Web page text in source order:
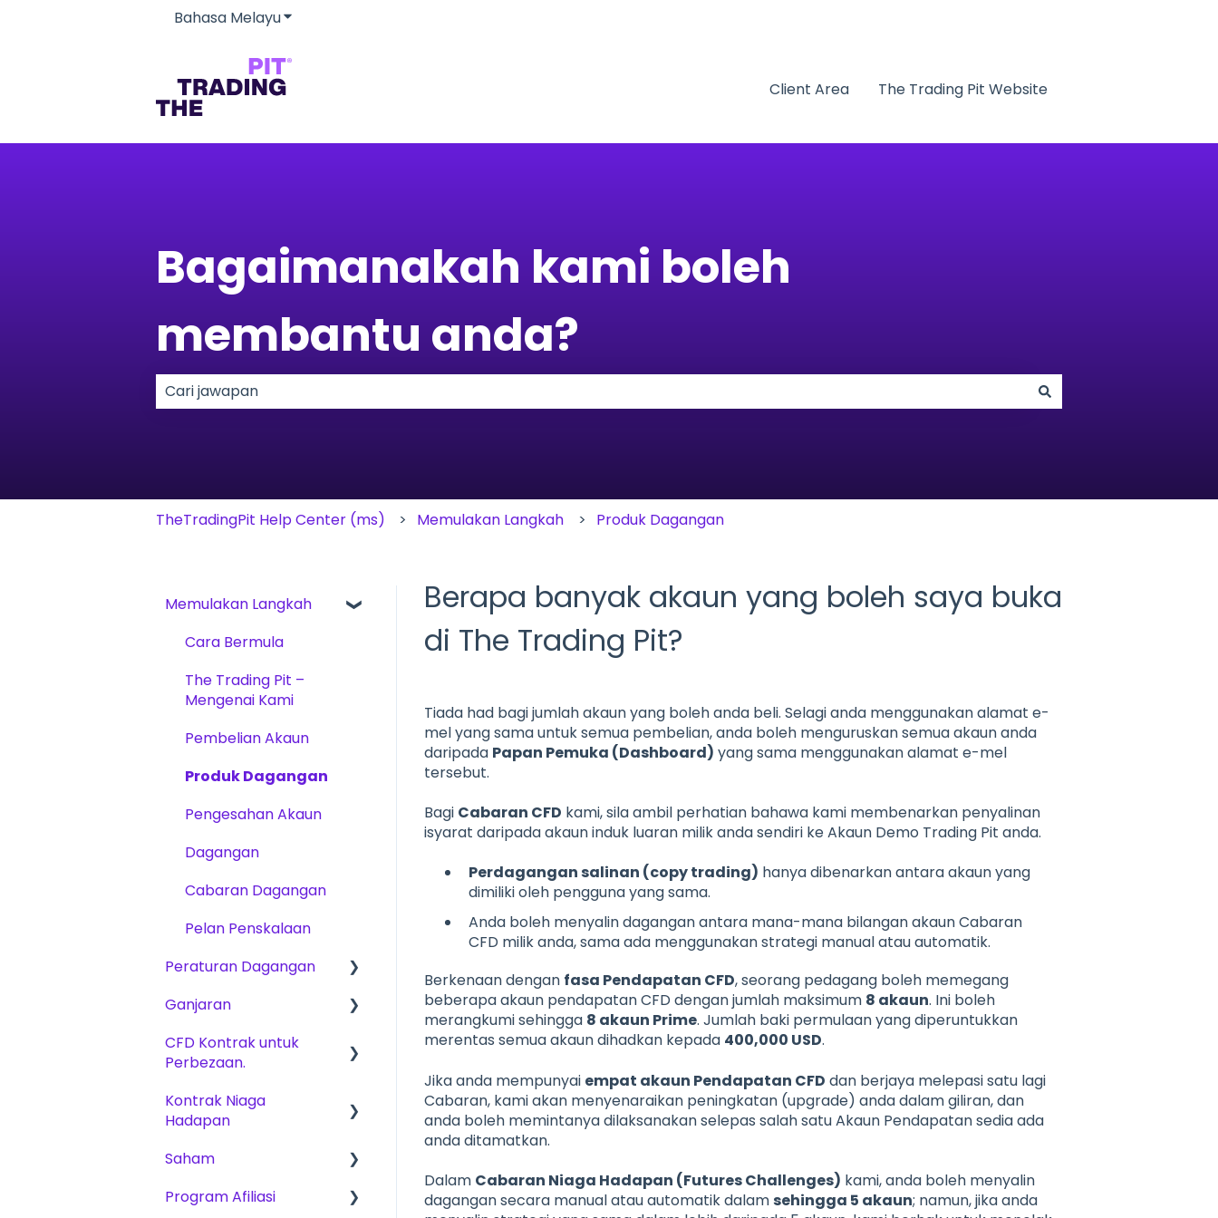
Bahasa MelayuTunjukkan submenu untuk terjemahan
Client Area The Trading Pit Website
Bagaimanakah kami boleh
membantu anda?
TheTradingPit Help Center (ms) Memulakan Langkah Produk Dagangan
Berapa banyak akaun yang boleh saya buka
di The Trading Pit?
Tiada had bagi jumlah akaun yang boleh anda beli. Selagi anda menggunakan alamat e-
mel yang sama untuk semua pembelian, anda boleh menguruskan semua akaun anda
daripada Papan Pemuka (Dashboard) yang sama menggunakan alamat e-mel
tersebut.
Bagi Cabaran CFD kami, sila ambil perhatian bahawa kami membenarkan penyalinan
isyarat daripada akaun induk luaran milik anda sendiri ke Akaun Demo Trading Pit anda.
Perdagangan salinan (copy trading) hanya dibenarkan antara akaun yang
dimiliki oleh pengguna yang sama.
Anda boleh menyalin dagangan antara mana-mana bilangan akaun Cabaran
CFD milik anda, sama ada menggunakan strategi manual atau automatik.
Berkenaan dengan fasa Pendapatan CFD, seorang pedagang boleh memegang
beberapa akaun pendapatan CFD dengan jumlah maksimum 8 akaun. Ini boleh
merangkumi sehingga 8 akaun Prime. Jumlah baki permulaan yang diperuntukkan
merentas semua akaun dihadkan kepada 400,000 USD.
Jika anda mempunyai empat akaun Pendapatan CFD dan berjaya melepasi satu lagi
Cabaran, kami akan menyenaraikan peningkatan (upgrade) anda dalam giliran, dan
anda boleh memintanya dilaksanakan selepas salah satu Akaun Pendapatan sedia ada
anda ditamatkan.
Dalam Cabaran Niaga Hadapan (Futures Challenges) kami, anda boleh menyalin
dagangan secara manual atau automatik dalamsehingga 5 akaun; namun, jika anda
Memulakan Langkah
Cara Bermula
The Trading Pit –
Mengenai Kami
Pembelian Akaun
Produk Dagangan
Pengesahan Akaun
Dagangan
Cabaran Dagangan
Pelan Penskalaan
Peraturan Dagangan
Peraturan Asas untuk
Saham
Niaga hadapan
Stok
Ganjaran
Yuran
CFD Kontrak untuk
Perbezaan.
Produk Dagangan
Kontrak Niaga
Hadapan
Pelan Penskalaan
Cabaran Dagangan
Saham
Cabaran Dagangan
Program Afiliasi